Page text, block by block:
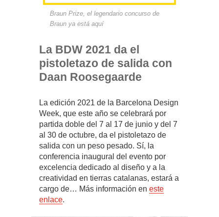
Braun Prize, el legendario concurso de
Braun ya está aquí
La BDW 2021 da el
pistoletazo de salida con
Daan Roosegaarde
La edición 2021 de la Barcelona Design
Week, que este año se celebrará por
partida doble del 7 al 17 de junio y del 7
al 30 de octubre, da el pistoletazo de
salida con un peso pesado. Sí, la
conferencia inaugural del evento por
excelencia dedicado al diseño y a la
creatividad en tierras catalanas, estará a
cargo de… Más información en este
enlace.